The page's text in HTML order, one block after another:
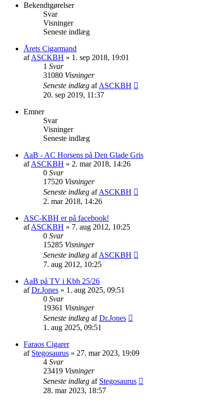
Bekendtgørelser
Svar
Visninger
Seneste indlæg
Årets Cigarmand
afASCKBH » 1. sep 2018, 19:01
1 Svar
31080 Visninger
Seneste indlæg afASCKBH
20. sep 2019, 11:37
Emner
Svar
Visninger
Seneste indlæg
AaB - AC Horsens på Den Glade Gris
afASCKBH » 2. mar 2018, 14:26
0 Svar
17520 Visninger
Seneste indlæg afASCKBH
2. mar 2018, 14:26
ASC-KBH er på facebook!
afASCKBH » 7. aug 2012, 10:25
0 Svar
15285 Visninger
Seneste indlæg afASCKBH
7. aug 2012, 10:25
AaB på TV i Kbh 25/26
afDr.Jones » 1. aug 2025, 09:51
0 Svar
19361 Visninger
Seneste indlæg afDr.Jones
1. aug 2025, 09:51
Faraos Cigarer
af Stegosaurus » 27. mar 2023, 19:09
4 Svar
23419 Visninger
Seneste indlæg af Stegosaurus
28. mar 2023, 18:57